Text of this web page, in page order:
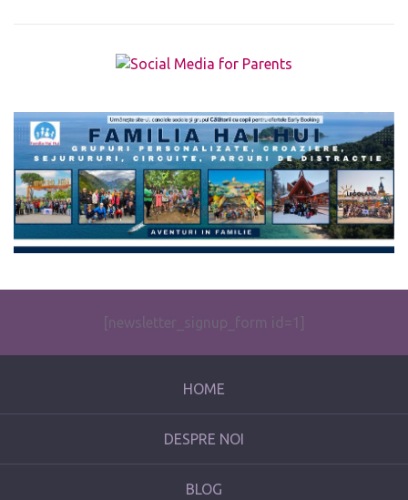
The form you have selected does not exist.
[newsletter_signup_form id=1]
HOME
DESPRE NOI
BLOG